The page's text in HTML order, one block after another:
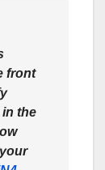
front
in the